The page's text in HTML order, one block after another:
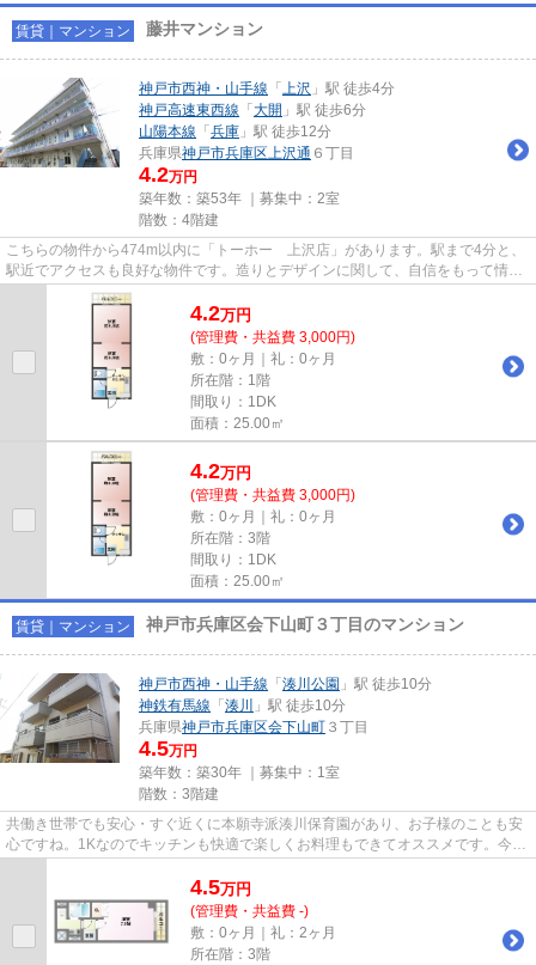
賃貸｜マンション 藤井マンション
神戸市西神・山手線 「 上沢 」駅 徒歩4分
神戸高速東西線 「 大開 」駅 徒歩6分
山陽本線 「 兵庫 」駅 徒歩12分
兵庫県神戸市兵庫区上沢通 ６丁目
4.2万円
築年数：築53年 ｜募集中： 2室
階数：4階建
こちらの物件から474m以内に「トーホー 上沢店」があります。駅まで4分と、
駅近でアクセスも良好な物件です。造りとデザインに関して、自信をもって情報
を提供できるマンションです。...
4.2万円
(管理費・共益費 3,000円)
敷：0ヶ月｜礼：0ヶ月
所在階：1階
間取り：1DK
面積：25.00㎡
4.2万円
(管理費・共益費 3,000円)
敷：0ヶ月｜礼：0ヶ月
所在階：3階
間取り：1DK
面積：25.00㎡
賃貸｜マンション 神戸市兵庫区会下山町３丁目のマンション
神戸市西神・山手線 「 湊川公園 」駅 徒歩10分
神鉄有馬線 「 湊川
」駅 徒歩10分
兵庫県神戸市兵庫区会下山町 ３丁目
4.5万円
築年数：築30年 ｜募集中： 1室
階数：3階建
共働き世帯でも安心・すぐ近くに本願寺派湊川保育園があり、お子様のことも安
心ですね。1Kなのでキッチンも快適で楽しくお料理もできてオススメです。今な
4.5万円
(管理費・共益費 -)
敷：0ヶ月｜礼：2ヶ月
所在階：3階